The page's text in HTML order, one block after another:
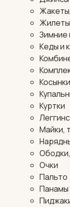
Жилеты
Зимние
Кеды и
Косынки
Куртки
Майки,
Очки
Пальто
Панамы